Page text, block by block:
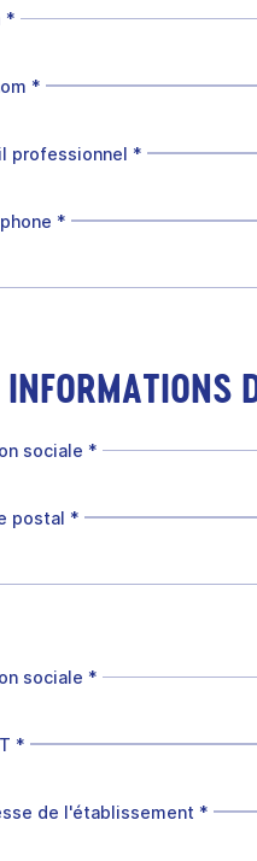
*
*
professionnel *
*
sociale *
postal *
sociale *
*
de l'établissement *